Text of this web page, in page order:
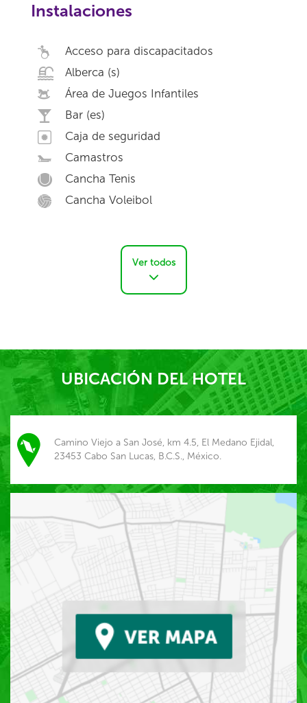
Instalaciones
Acceso para discapacitados
Alberca (s)
Área de Juegos Infantiles
Bar (es)
Caja de seguridad
Camastros
Cancha Tenis
Cancha Voleibol
Ver todos
UBICACIÓN DEL HOTEL
Camino Viejo a San José, km 4.5, El Medano Ejidal,
23453 Cabo San Lucas, B.C.S., México.